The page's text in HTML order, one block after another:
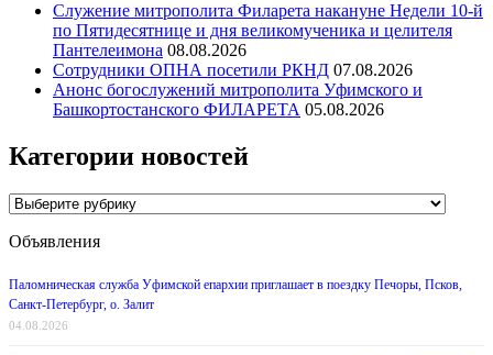
Служение митрополита Филарета накануне Недели 10-й
по Пятидесятнице и дня великомученика и целителя
Пантелеимона 08.08.2026
Сотрудники ОПНА посетили РКНД 07.08.2026
Анонс богослужений митрополита Уфимского и
Башкортостанского ФИЛАРЕТА 05.08.2026
Категории новостей
Категории
Объявления
Паломническая служба Уфимской епархии приглашает в поездку Печоры, Псков,
Санкт-Петербург, о. Залит
04.08.2026